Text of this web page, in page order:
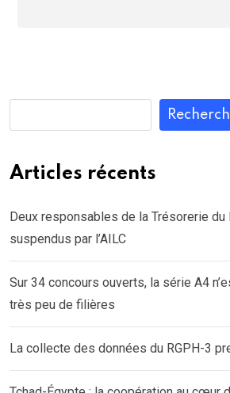
Articles récents
Deux responsables de la Trésorerie
suspendus par l’AILC
Sur 34 concours ouverts, la série A4
très peu de filières
La collecte des données du RGPH-3